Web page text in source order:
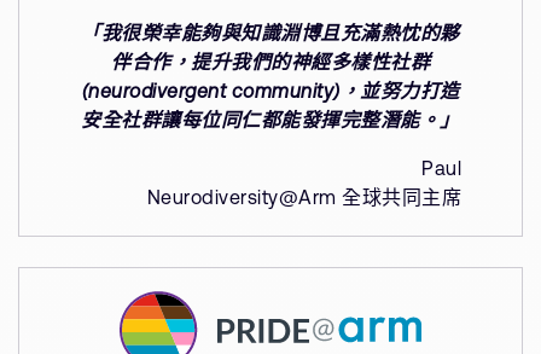
「我很榮幸能夠與知識淵博且充滿熱忱的夥
伴合作，提升我們的神經多樣性社群
(neurodivergent community)，並努力打造
安全社群讓每位同仁都能發揮完整潛能。」
Paul
Neurodiversity@Arm 全球共同主席